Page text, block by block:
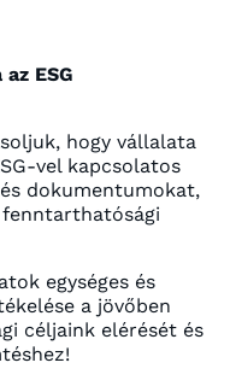
ESG
hogy vállalata
vel kapcsolatos
dokumentumokat,
egységes és
a jövőben
céljaink elérését és